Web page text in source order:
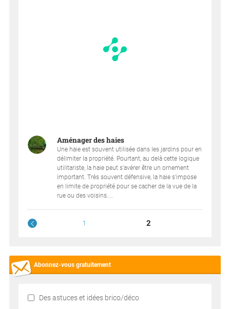
Aménager des haies
Une haie est souvent utilisée dans les jardins pour en
délimiter la propriété. Pourtant, au delà cette logique
utilitariste, la haie peut s'avérer être un ornement
important. Très souvent défensive, la haie s'impose
en limite de propriété pour se cacher de la vue de la
rue ou des voisins....
1 2
Abonnez-vous gratuitement
Des astuces et idées brico/déco